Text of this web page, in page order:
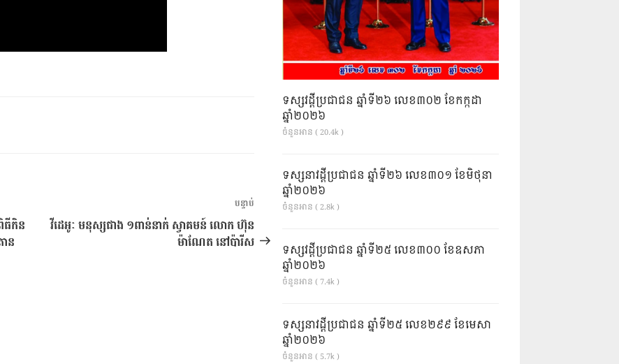
ធីកិន
ន
អត្ថបទ
បន្ទាប់
វីដេអូៈ មនុស្សជាង ១ពាន់នាក់ ស្វាគមន៍ លោក ហ៊ុន
ម៉ាណែត នៅប៉ារីស
ទស្សវដ្តីប្រជាជន ឆ្នាំទី២៦ លេខ៣០២ ខែកក្កដា
ឆ្នាំ២០២៦
ចំនួនអាន ( 20.4k )
ទស្សនាវដ្ដីប្រជាជន ឆ្នាំទី២៦ លេខ៣០១ ខែមិថុនា
ឆ្នាំ២០២៦
ចំនួនអាន ( 2.8k )
ទស្សវដ្តីប្រជាជន ឆ្នាំទី២៥ លេខ៣០០ ខែឧសភា
ឆ្នាំ២០២៦
ចំនួនអាន ( 7.4k )
ទស្សនាវដ្ដីប្រជាជន ឆ្នាំទី២៥ លេខ២៩៩ ខែមេសា
ឆ្នាំ២០២៦
ចំនួនអាន ( 5.7k )